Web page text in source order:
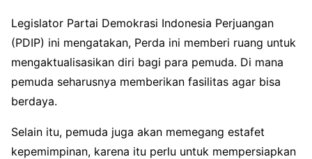
Legislator Partai Demokrasi Indonesia Perjuangan
(PDIP) ini mengatakan, Perda ini memberi ruang untuk
mengaktualisasikan diri bagi para pemuda. Di mana
pemuda seharusnya memberikan fasilitas agar bisa
berdaya.
Selain itu, pemuda juga akan memegang estafet
kepemimpinan, karena itu perlu untuk mempersiapkan